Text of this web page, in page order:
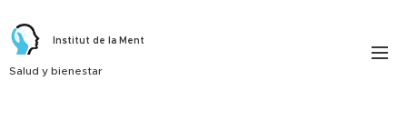
Institut de la Ment
Salud y bienestar